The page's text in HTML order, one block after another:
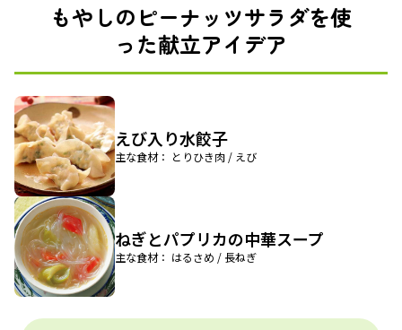
もやしのピーナッツサラダを使
った献立アイデア
えび入り水餃子
主な食材： とりひき肉 / えび
ねぎとパプリカの中華スープ
主な食材： はるさめ / 長ねぎ